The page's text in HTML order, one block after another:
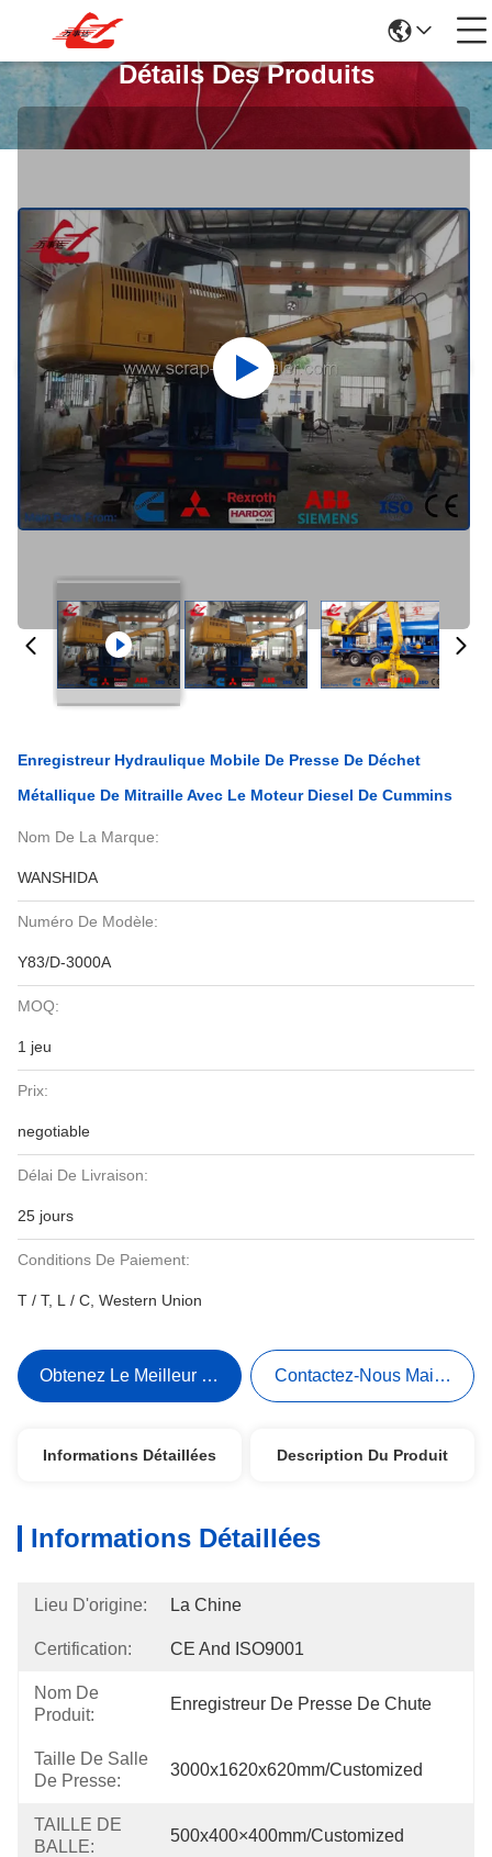
Détails Des Produits
Enregistreur Hydraulique Mobile De Presse De Déchet
Métallique De Mitraille Avec Le Moteur Diesel De Cummins
Nom De La Marque:
WANSHIDA
Numéro De Modèle:
Y83/D-3000A
MOQ:
1 jeu
Prix:
negotiable
Délai De Livraison:
25 jours
Conditions De Paiement:
T / T, L / C, Western Union
Obtenez Le Meilleur Prix Contactez-Nous Maintenant
Informations Détaillées Description Du Produit
Informations Détaillées
Lieu D'origine: La Chine
Certification: CE And ISO9001
Nom De
Produit:
Enregistreur De Presse De Chute
Taille De Salle
De Presse:
3000x1620x620mm/Customized
TAILLE DE
BALLE:
500x400×400mm/Customized